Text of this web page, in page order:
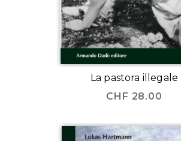
La pastora illegale
CHF 28.00